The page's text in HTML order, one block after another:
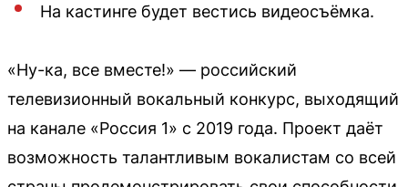
На кастинге будет вестись видеосъёмка.
«Ну-ка, все вместе!» — российский
телевизионный вокальный конкурс, выходящий
на канале «Россия 1» с 2019 года. Проект даёт
возможность талантливым вокалистам со всей